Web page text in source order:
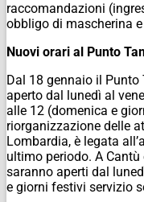
raccomandazioni
obbligo di mascherina
Nuovi orari al Punto
Dal 18 gennaio il
aperto dal lunedì al
alle 12 (domenica e
riorganizzazione delle
Lombardia, è legata
ultimo periodo. A
saranno aperti dal
e giorni festivi servizio